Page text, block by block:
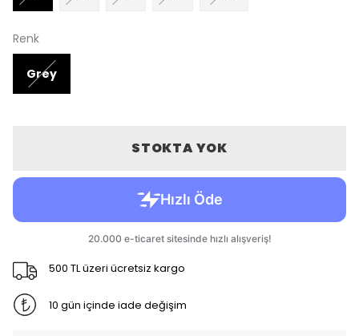
Renk
Grey
STOKTA YOK
500 TL üzeri ücretsiz kargo
10 gün içinde iade değişim